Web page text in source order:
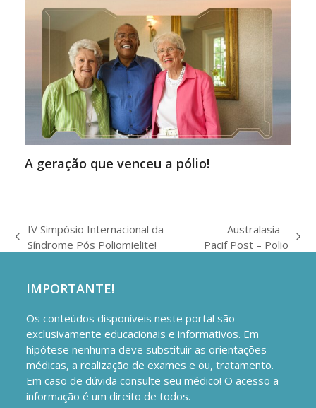
A geração que venceu a pólio!
previous
IV Simpósio Internacional da
Síndrome Pós Poliomielite!​
next
Australasia –
Pacif Post – Polio
IMPORTANTE!
Os conteúdos disponíveis neste portal são
exclusivamente educacionais e informativos. Em
hipótese nenhuma deve substituir as orientações
médicas, a realização de exames e ou, tratamento.
Em caso de dúvida consulte seu médico! O acesso a
informação é um direito de todos.